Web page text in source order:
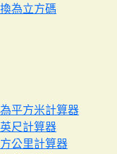
為立方碼
平方米計算器
尺計算器
公里計算器